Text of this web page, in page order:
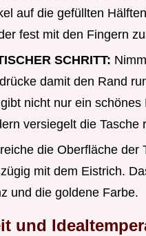
auf die gefüllten
fest mit den Fingern
SCHRITT:
damit den Rand
nicht nur ein schönes
versiegelt die Tasche
die Oberfläche der
mit dem Eistrich.
und die goldene Farbe.
und